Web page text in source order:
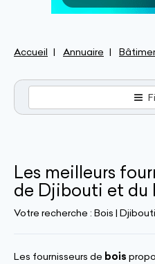
Accueil Annuaire
Les meilleurs
de Djibouti et du
Votre recherche : Bois | Djibouti
Les fournisseurs de bois